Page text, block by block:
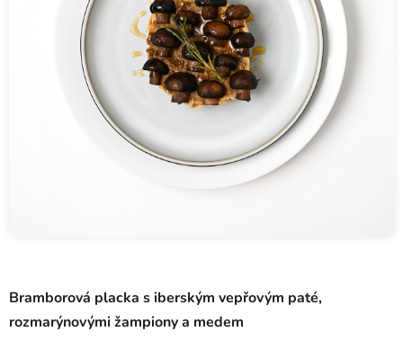
Bramborová placka s iberským vepřovým paté,
rozmarýnovými žampiony a medem